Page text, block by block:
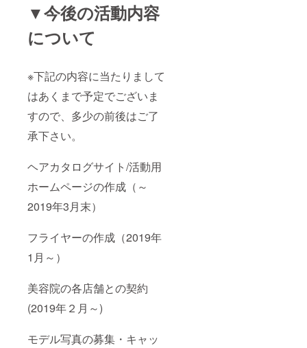
▼今後の活動内容
について
※下記の内容に当たりまして
はあくまで予定でございま
すので、多少の前後はご了
承下さい。
ヘアカタログサイト/活動用
ホームページの作成（～
2019年3月末）
フライヤーの作成（2019年
1月～）
美容院の各店舗との契約
(2019年２月～)
モデル写真の募集・キャッ